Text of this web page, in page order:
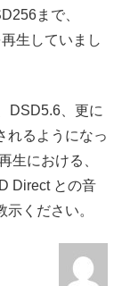
まで、
生していまし
DSD5.6、更に
れるようになっ
生における、
Direct との音
ください。